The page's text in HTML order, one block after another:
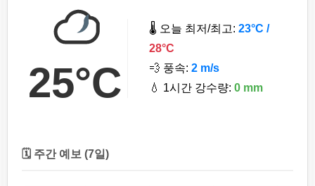
25°C
🌡️ 오늘 최저/최고: 23°C /
28°C
💨 풍속: 2 m/s
💧 1시간 강수량: 0 mm
🗓️ 주간 예보 (7일)